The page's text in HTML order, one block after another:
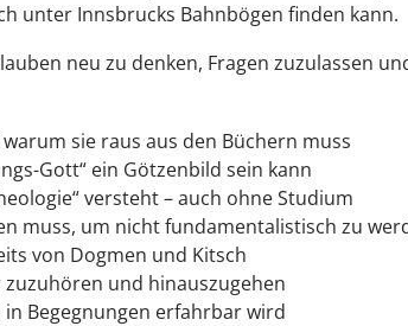
unter Innsbrucks Bahnbögen finden kann.
neu zu denken, Fragen zuzulassen
sie raus aus den Büchern muss
Gott“ ein Götzenbild sein kann
versteht – auch ohne Studium
muss, um nicht fundamentalistisch zu
von Dogmen und Kitsch
und hinauszugehen
Begegnungen erfahrbar wird